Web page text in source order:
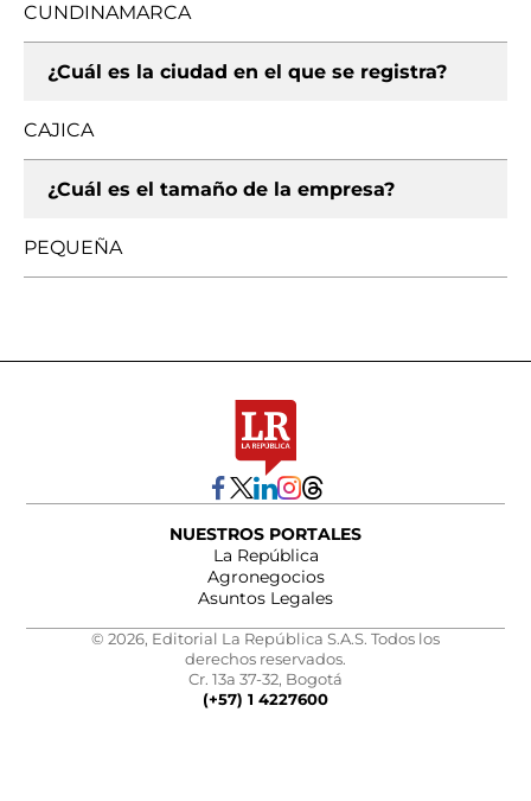
CUNDINAMARCA
¿Cuál es la ciudad en el que se registra?
CAJICA
¿Cuál es el tamaño de la empresa?
PEQUEÑA
NUESTROS PORTALES
La República
Agronegocios
Asuntos Legales
© 2026, Editorial La República S.A.S. Todos los
derechos reservados.
Cr. 13a 37-32, Bogotá
(+57) 1 4227600